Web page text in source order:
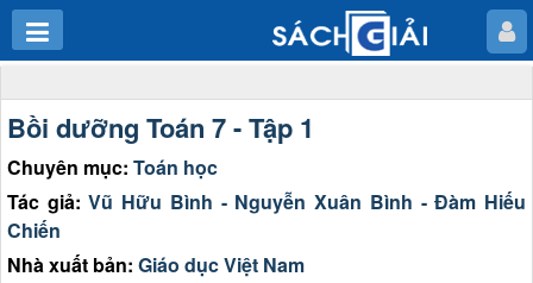
Bồi dưỡng Toán 7 - Tập 1
Chuyên mục: Toán học
Tác giả:Vũ Hữu Bình - Nguyễn Xuân Bình - Đàm Hiếu
Chiến
Nhà xuất bản: Giáo dục Việt Nam